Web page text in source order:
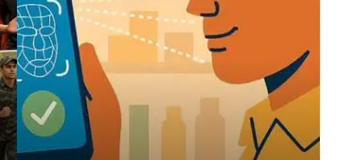
फिंगरप्रिंटद्वारे
UPI
व्यवहार